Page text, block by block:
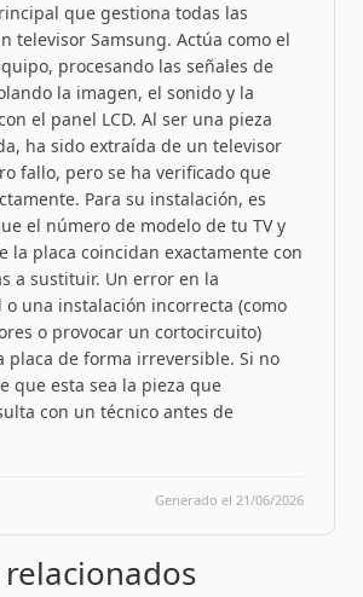
que gestiona todas las
televisor Samsung. Actúa como el
procesando las señales de
la imagen, el sonido y la
el panel LCD. Al ser una pieza
ha sido extraída de un televisor
fallo, pero se ha verificado que
Para su instalación, es
el número de modelo de tu TV y
la placa coincidan exactamente con
a sustituir. Un error en la
una instalación incorrecta (como
o provocar un cortocircuito)
placa de forma irreversible. Si no
que esta sea la pieza que
con un técnico antes de
Generado el 21/06/2026